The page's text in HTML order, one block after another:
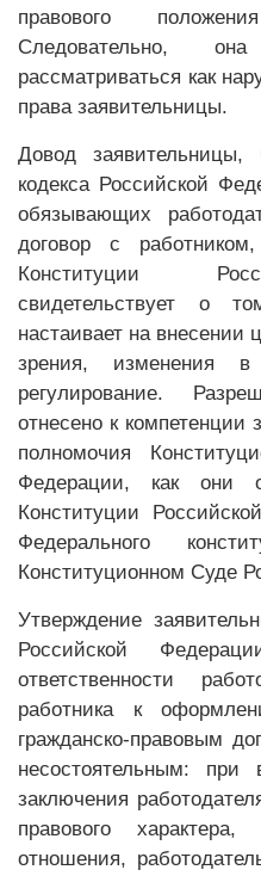
правового
Следовательно,
рассматриваться как
права заявительницы.
Довод заявительницы,
кодекса Российской
обязывающих
договор с
Конституции
свидетельствует о
настаивает на внесении
зрения, изменения в
регулирование.
отнесено к компетенции
полномочия
Федерации, как они
Конституции
Федерального
Конституционном Суде
Утверждение
Российской
ответственности
работника к
гражданско-правовым
несостоятельным:
заключения
правового
отношения,